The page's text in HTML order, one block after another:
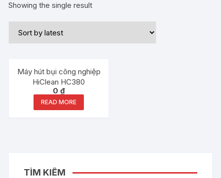
Showing the single result
Máy hút bụi công nghiệp
HiClean HC380
0₫
READ MORE
TÌM KIẾM